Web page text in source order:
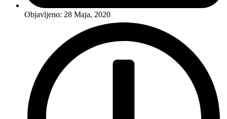
Objavljeno: 28 Maja, 2020